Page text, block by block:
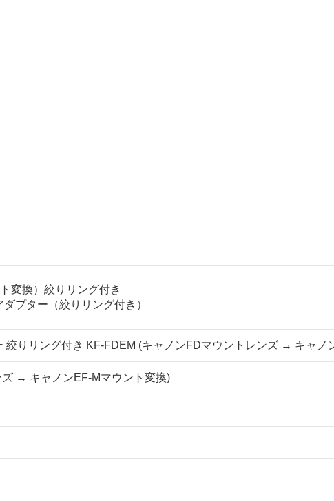
変換）絞りリング付き
プター（絞りリング付き）
絞りリング付き KF-FDEM (キャノンFDマウントレンズ → キャノ
→ キャノンEF-Mマウント変換)